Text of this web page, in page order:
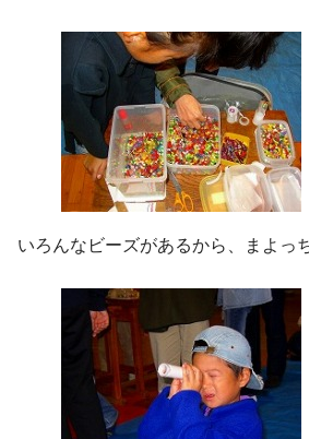
いろんなビーズがあるから、まよっ